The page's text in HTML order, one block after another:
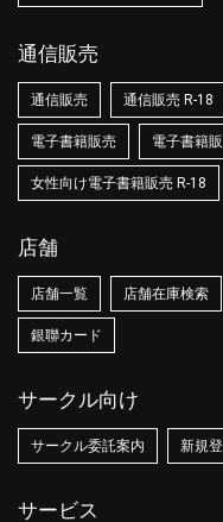
通信販売
通信販売 通信販売 R-18
電子書籍販売 電子書籍
女性向け電子書籍販売 R-18
店舗
店舗一覧 店舗在庫検索
銀聯カード
サークル向け
サークル委託案内 新規
サービス